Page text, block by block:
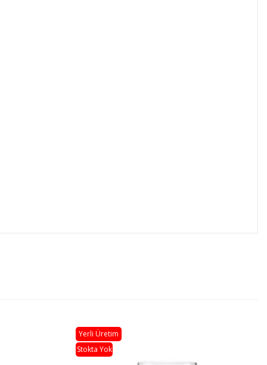
Yerli Üretim
Stokta Yok